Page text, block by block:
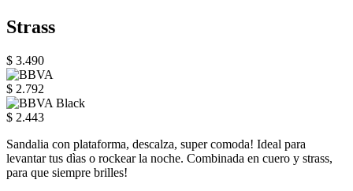
Strass
$ 3.490
$ 2.792
$ 2.443
Sandalia con plataforma, descalza, super comoda! Ideal para
levantar tus dìas o rockear la noche. Combinada en cuero y strass,
para que siempre brilles!